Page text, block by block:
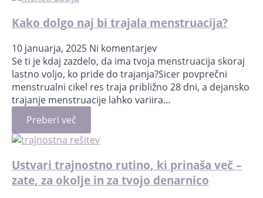
Kako dolgo naj bi trajala menstruacija?
10 januarja, 2025 Ni komentarjev
Se ti je kdaj zazdelo, da ima tvoja menstruacija skoraj
lastno voljo, ko pride do trajanja?Sicer povprečni
menstrualni cikel res traja približno 28 dni, a dejansko
trajanje menstruacije lahko variira…
Preberi več
Ustvari trajnostno rutino, ki prinaša več –
zate, za okolje in za tvojo denarnico